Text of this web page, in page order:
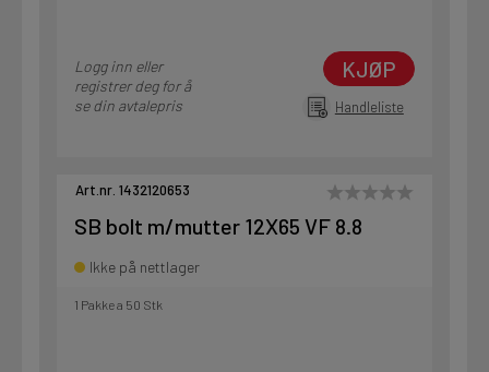
Logg inn eller
registrer deg for å
se din avtalepris
KJØP
Handleliste
Art.nr. 1432120653
SB bolt m/mutter 12X65 VF 8.8
Ikke på nettlager
1 Pakke a 50 Stk